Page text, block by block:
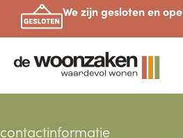
We zijn gesloten en
contactinformatie